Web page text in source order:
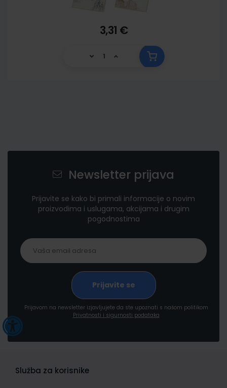
3,31 €
Newsletter prijava
Prijavite se kako bi primali informacije o novim
proizvodima i uslugama, akcijama i drugim
pogodnostima
Prijavom na newsletter izjavljujete da ste upoznati s našom politikom
Privatnosti i sigurnosti podataka
Služba za korisnike